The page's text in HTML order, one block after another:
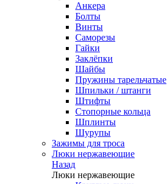
Анкера
Болты
Винты
Саморезы
Гайки
Заклёпки
Шайбы
Пружины тарельчатые
Шпильки / штанги
Штифты
Стопорные кольца
Шплинты
Шурупы
Зажимы для троса
Люки нержавеющие
Назад
Люки нержавеющие